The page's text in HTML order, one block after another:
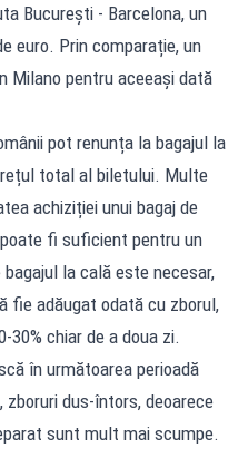
București - Barcelona, un
euro. Prin comparație, un
Milano pentru aceeași dată
pot renunța la bagajul la
total al biletului. Multe
achiziției unui bagaj de
fi suficient pentru un
la cală este necesar,
fie adăugat odată cu zborul,
30% chiar de a doua zi.
în următoarea perioadă
zboruri dus-întors, deoarece
sunt mult mai scumpe.